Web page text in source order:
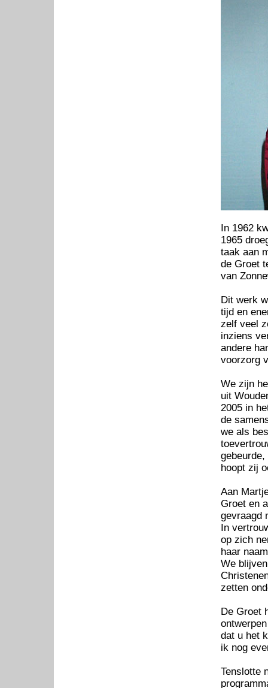
In 1962
1965
taak aan
de Groet
van
Dit werk
tijd en
zelf veel
inziens
andere
voorzorg
We zijn
uit
2005 in
de
we als
hoopt zij
Aan
Groet en
gevraagd
In
op zich
haar
We
zetten
De Groet
dat u het
ik nog
Tenslotte